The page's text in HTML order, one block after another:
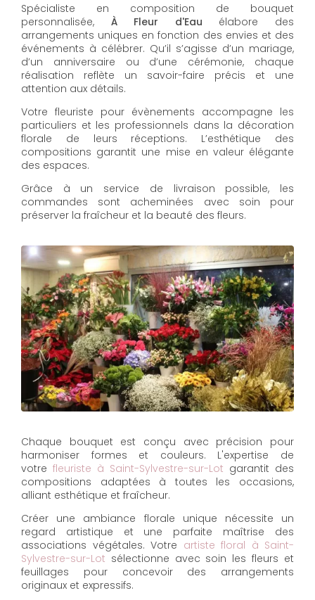
Spécialiste en composition de bouquet
personnalisée, À Fleur d'Eau élabore des
arrangements uniques en fonction des envies et des
événements à célébrer. Qu’il s’agisse d’un mariage,
d’un anniversaire ou d’une cérémonie, chaque
réalisation reflète un savoir-faire précis et une
attention aux détails.
Votre fleuriste pour évènements accompagne les
particuliers et les professionnels dans la décoration
florale de leurs réceptions. L’esthétique des
compositions garantit une mise en valeur élégante
des espaces.
Grâce à un service de livraison possible, les
commandes sont acheminées avec soin pour
préserver la fraîcheur et la beauté des fleurs.
Chaque bouquet est conçu avec précision pour
harmoniser formes et couleurs. L'expertise de
votre fleuriste à Saint-Sylvestre-sur-Lot garantit des
compositions adaptées à toutes les occasions,
alliant esthétique et fraîcheur.
Créer une ambiance florale unique nécessite un
regard artistique et une parfaite maîtrise des
associations végétales. Votre artiste floral à Saint-
Sylvestre-sur-Lot sélectionne avec soin les fleurs et
feuillages pour concevoir des arrangements
originaux et expressifs.